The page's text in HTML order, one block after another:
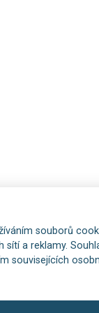
souborů
sítí a reklamy.
souvisejících